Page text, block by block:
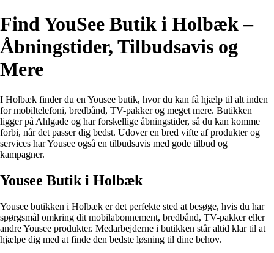
Find YouSee Butik i Holbæk –
Åbningstider, Tilbudsavis og
Mere
I Holbæk finder du en Yousee butik, hvor du kan få hjælp til alt inden
for mobiltelefoni, bredbånd, TV-pakker og meget mere. Butikken
ligger på Ahlgade og har forskellige åbningstider, så du kan komme
forbi, når det passer dig bedst. Udover en bred vifte af produkter og
services har Yousee også en tilbudsavis med gode tilbud og
kampagner.
Yousee Butik i Holbæk
Yousee butikken i Holbæk er det perfekte sted at besøge, hvis du har
spørgsmål omkring dit mobilabonnement, bredbånd, TV-pakker eller
andre Yousee produkter. Medarbejderne i butikken står altid klar til at
hjælpe dig med at finde den bedste løsning til dine behov.